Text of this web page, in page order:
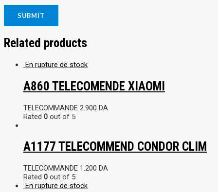
Related products
En rupture de stock
A860 TELECOMENDE XIAOMI
TELECOMMANDE 2.900 DA
Rated 0 out of 5
A1177 TELECOMMEND CONDOR CLIM
TELECOMMANDE 1.200 DA
Rated 0 out of 5
En rupture de stock